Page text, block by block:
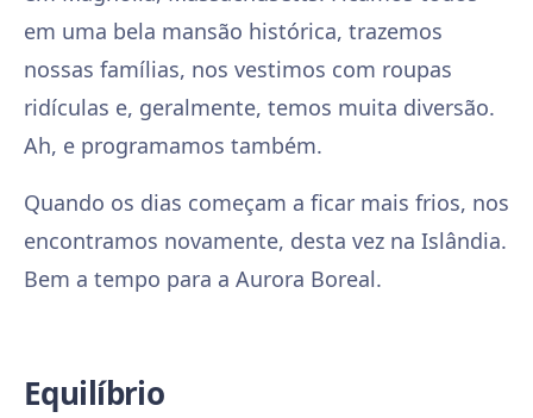
em uma bela mansão histórica, trazemos
nossas famílias, nos vestimos com roupas
ridículas e, geralmente, temos muita diversão.
Ah, e programamos também.
Quando os dias começam a ficar mais frios, nos
encontramos novamente, desta vez na Islândia.
Bem a tempo para a Aurora Boreal.
Equilíbrio